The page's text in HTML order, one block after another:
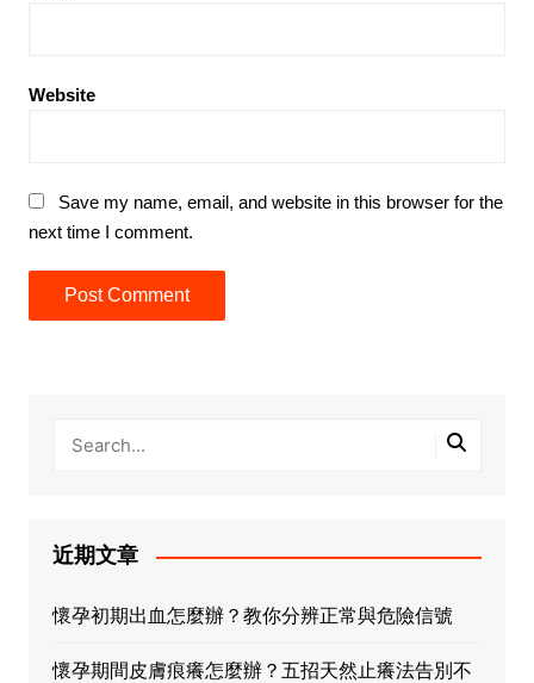
Website
Save my name, email, and website in this browser for the
next time I comment.
近期文章
懷孕初期出血怎麼辦？教你分辨正常與危險信號
懷孕期間皮膚痕癢怎麼辦？五招天然止癢法告別不